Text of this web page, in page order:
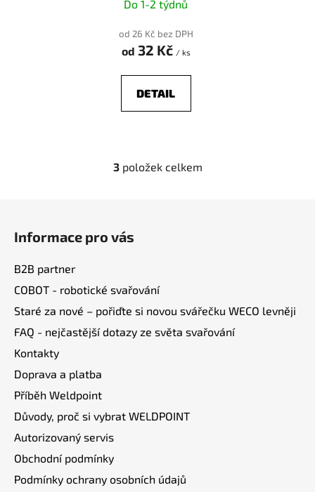
Do 1-2 týdnů
od 26 Kč bez DPH
od 32 Kč / ks
DETAIL
O
í
p
r
v
i
3položek celkem
Informace pro vás
B2B partner
COBOT - robotické svařování
Staré za nové – pořiďte si novou svářečku WECO levněji
FAQ - nejčastější dotazy ze světa svařování
Kontakty
Doprava a platba
Příběh Weldpoint
Důvody, proč si vybrat WELDPOINT
Autorizovaný servis
Obchodní podmínky
Podmínky ochrany osobních údajů